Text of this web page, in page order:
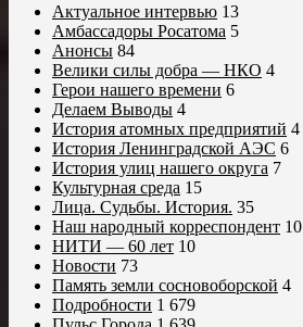
Актуальное интервью 13
Амбассадоры Росатома 5
Анонсы 84
Велики силы добра — НКО 4
Герои нашего времени 6
Делаем Выводы 4
История атомных предприятий 4
История Ленинградской АЭС 6
История улиц нашего округа 7
Культурная среда 15
Лица. Судьбы. История. 35
Наш народный корреспондент 10
НИТИ — 60 лет 10
Новости 73
Память земли сосновоборской 4
Подробности 1 679